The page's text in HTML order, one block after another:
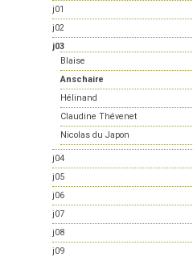
j01
j02
j03
Blaise
Anschaire
Hélinand
Claudine Thévenet
Nicolas du Japon
j04
j05
j06
j07
j08
j09